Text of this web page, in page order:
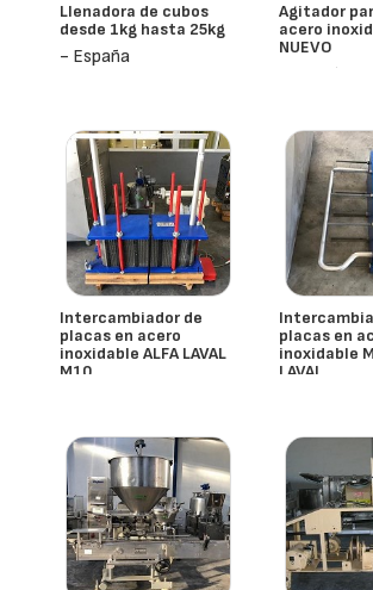
Llenadora de cubos
desde 1kg hasta 25kg
- España
Agitador
acero
NUEVO
- España
Intercambiador de
placas en acero
inoxidable ALFA LAVAL
M10
placas en
inoxidable
LAVAL